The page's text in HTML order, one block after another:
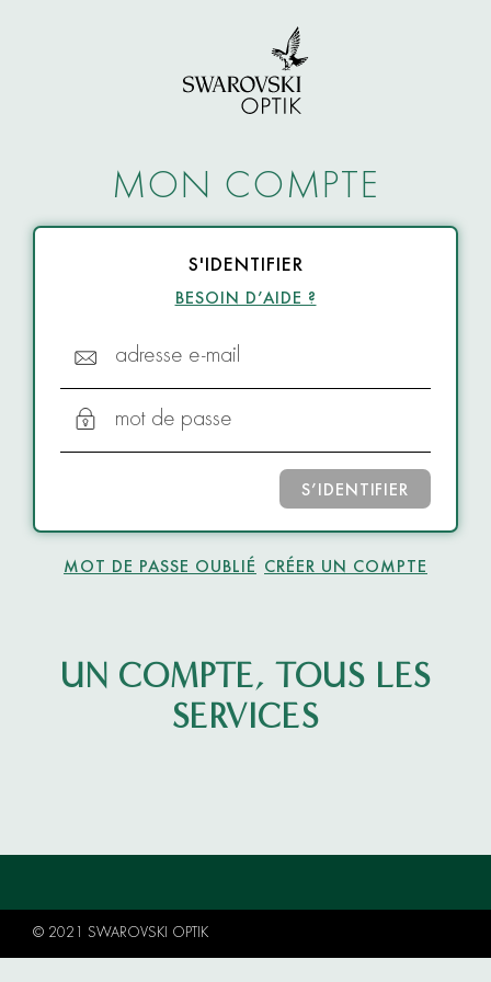
MON COMPTE
S'IDENTIFIER
BESOIN D’AIDE ?
adresse e-mail
mot de passe
S’IDENTIFIER
MOT DE PASSE OUBLIÉ CRÉER UN COMPTE
UN COMPTE, TOUS LES
SERVICES
© 2021 SWAROVSKI OPTIK